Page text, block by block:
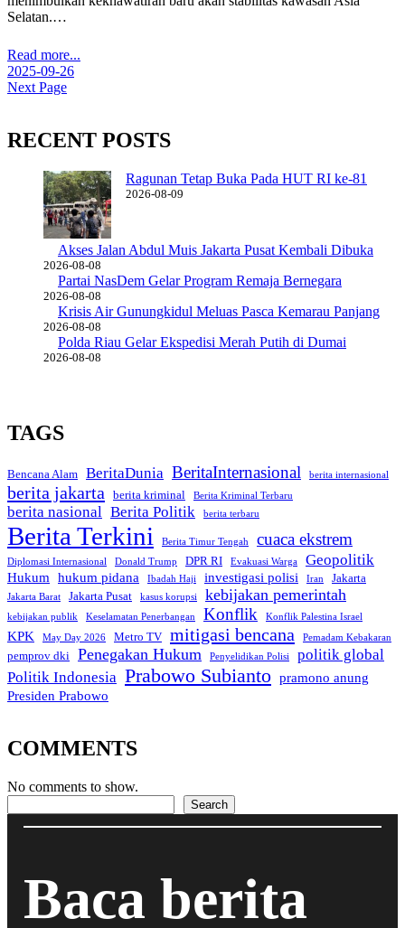
Selatan.…
Read more...
2025-09-26
Next Page
RECENT POSTS
Ragunan Tetap Buka Pada HUT RI ke-81
2026-08-09
Akses Jalan Abdul Muis Jakarta Pusat Kembali Dibuka
2026-08-08
Partai NasDem Gelar Program Remaja Bernegara
2026-08-08
Krisis Air Gunungkidul Meluas Pasca Kemarau Panjang
2026-08-08
Polda Riau Gelar Ekspedisi Merah Putih di Dumai
2026-08-08
TAGS
Bencana Alam BeritaDunia BeritaInternasional berita internasional
berita jakarta berita kriminal Berita Kriminal Terbaru
berita nasional Berita Politik berita terbaru
Berita Terkini Berita Timur Tengah cuaca ekstrem
Diplomasi Internasional Donald Trump DPR RI Evakuasi Warga Geopolitik
Hukum hukum pidana Ibadah Haji investigasi polisi Iran Jakarta
Jakarta Barat Jakarta Pusat kasus korupsi kebijakan pemerintah
kebijakan publik Keselamatan Penerbangan Konflik Konflik Palestina Israel
KPK May Day 2026 Metro TV mitigasi bencana Pemadam Kebakaran
pemprov dki Penegakan Hukum Penyelidikan Polisi
politik global
Politik Indonesia Prabowo Subianto pramono anung
Presiden Prabowo
COMMENTS
No comments to show.
Search
Baca berita